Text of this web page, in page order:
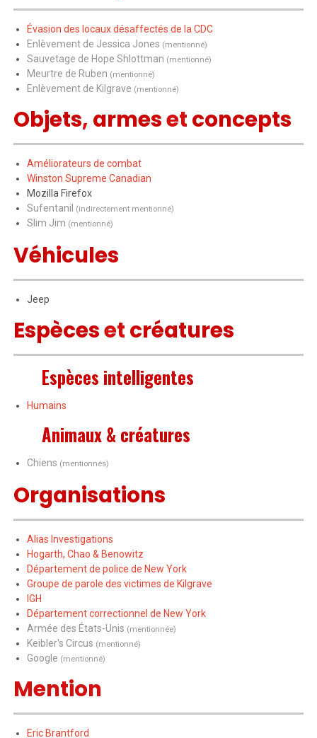
Évasion des locaux désaffectés de la CDC
Enlèvement de Jessica Jones (mentionné)
Sauvetage de Hope Shlottman (mentionné)
Meurtre de Ruben (mentionné)
Enlèvement de Kilgrave (mentionné)
Objets,armesetconcepts
Améliorateurs de combat
Winston Supreme Canadian
Mozilla Firefox
Sufentanil
(indirectement mentionné)
Slim Jim (mentionné)
Véhicules
Jeep
Espècesetcréatures
Espèces intelligentes
Humains
Animaux & créatures
Chiens (mentionnés)
Organisations
Alias Investigations
Hogarth, Chao & Benowitz
Département de police de New York
Groupe de parole des victimes de Kilgrave
IGH
Département correctionnel de New York
Armée des États-Unis (mentionnée)
Keibler's Circus (mentionné)
Google (mentionné)
Mention
Eric Brantford